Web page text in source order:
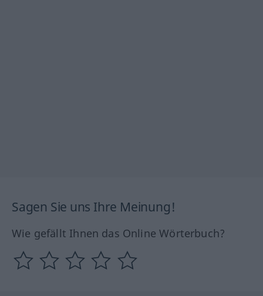
Sagen Sie uns Ihre Meinung!
Wie gefällt Ihnen das Online Wörterbuch?